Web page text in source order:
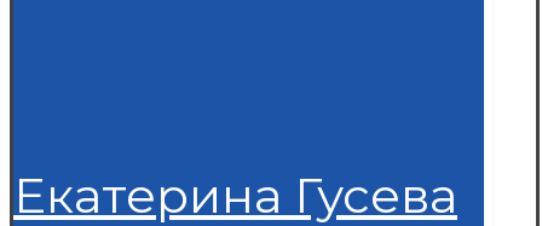
Екатерина Гусева